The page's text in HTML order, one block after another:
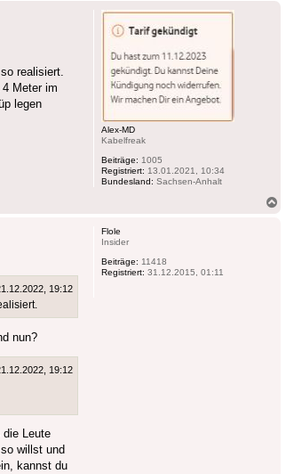
Alex-MD
Kabelfreak
Beiträge: 1005
Registriert: 13.01.2021, 10:34
Bundesland: Sachsen-Anhalt
realisiert.
Meter im
legen
Flole
Insider
Beiträge: 11418
Registriert: 31.12.2015, 01:11
19:12
nun?
19:12
Leute
willst und
kannst du